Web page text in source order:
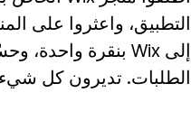
ابدأ
قارن
قارن Importify بأدوات دروبشيبينغ أخرى
التطبيق، واعثروا على
الطلبات. تديرون كل